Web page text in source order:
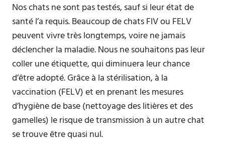
Nos chats ne sont pas testés, sauf si leur état de
santé l’a requis. Beaucoup de chats FIV ou FELV
peuvent vivre très longtemps, voire ne jamais
déclencher la maladie. Nous ne souhaitons pas leur
coller une étiquette, qui diminuera leur chance
d’être adopté. Grâce à la stérilisation, à la
vaccination (FELV) et en prenant les mesures
d’hygiène de base (nettoyage des litières et des
gamelles) le risque de transmission à un autre chat
se trouve être quasi nul.